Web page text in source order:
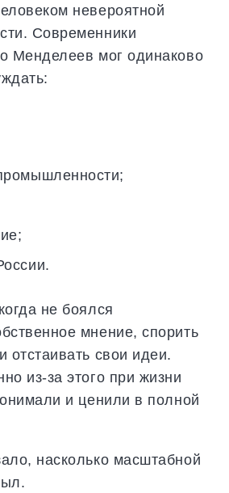
невероятной
Современники
Менделеев мог одинаково
не боялся
мнение, спорить
отстаивать свои идеи.
из-за этого при жизни
и ценили в полной
насколько масштабной